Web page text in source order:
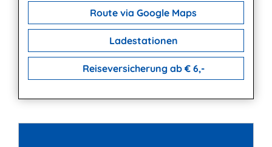
Route via Google Maps
Ladestationen
Reiseversicherung ab € 6,-